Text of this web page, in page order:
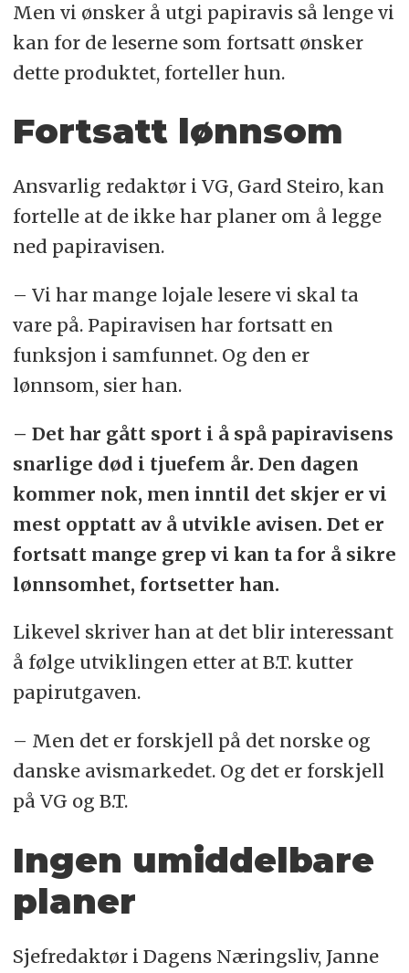
Men vi ønsker å utgi papiravis så lenge vi
kan for de leserne som fortsatt ønsker
dette produktet, forteller hun.
Fortsatt lønnsom
Ansvarlig redaktør i VG, Gard Steiro, kan
fortelle at de ikke har planer om å legge
ned papiravisen.
– Vi har mange lojale lesere vi skal ta
vare på. Papiravisen har fortsatt en
funksjon i samfunnet. Og den er
lønnsom, sier han.
– Det har gått sport i å spå papiravisens
snarlige død i tjuefem år. Den dagen
kommer nok, men inntil det skjer er vi
mest opptatt av å utvikle avisen. Det er
fortsatt mange grep vi kan ta for å sikre
lønnsomhet, fortsetter han.
Likevel skriver han at det blir interessant
å følge utviklingen etter at B.T. kutter
papirutgaven.
– Men det er forskjell på det norske og
danske avismarkedet. Og det er forskjell
på VG og B.T.
Ingen umiddelbare
planer
Sjefredaktør i Dagens Næringsliv, Janne